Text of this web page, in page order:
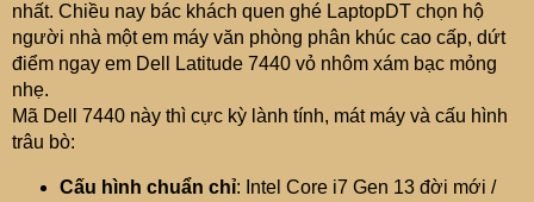
nhất. Chiều nay bác khách quen ghé LaptopDT chọn hộ
người nhà một em máy văn phòng phân khúc cao cấp, dứt
điểm ngay em Dell Latitude 7440 vỏ nhôm xám bạc mỏng
nhẹ.
Mã Dell 7440 này thì cực kỳ lành tính, mát máy và cấu hình
trâu bò:
Cấu hình chuẩn chỉ: Intel Core i7 Gen 13 đời mới /